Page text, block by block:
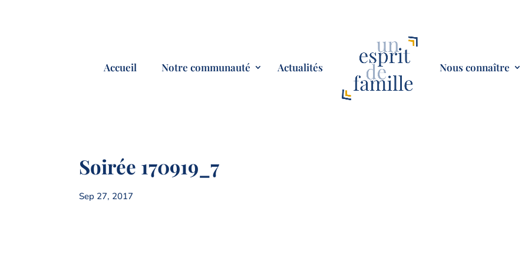
Accueil Notre communauté Actualités Nous connaître
Soirée 170919_7
Sep 27, 2017